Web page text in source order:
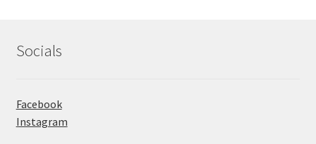
Socials
Facebook
Instagram